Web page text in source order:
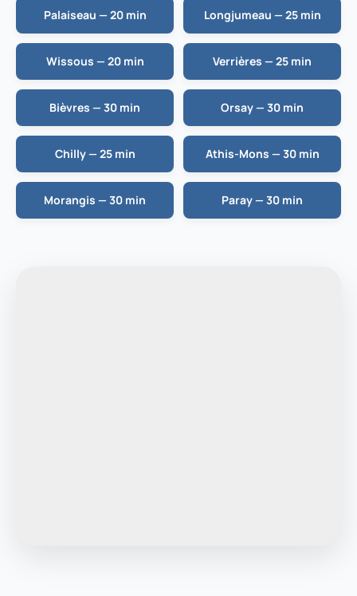
Palaiseau — 20 min Longjumeau — 25 min
Wissous — 20 min Verrières — 25 min
Bièvres — 30 min Orsay — 30 min
Chilly — 25 min Athis-Mons — 30 min
Morangis — 30 min Paray — 30 min